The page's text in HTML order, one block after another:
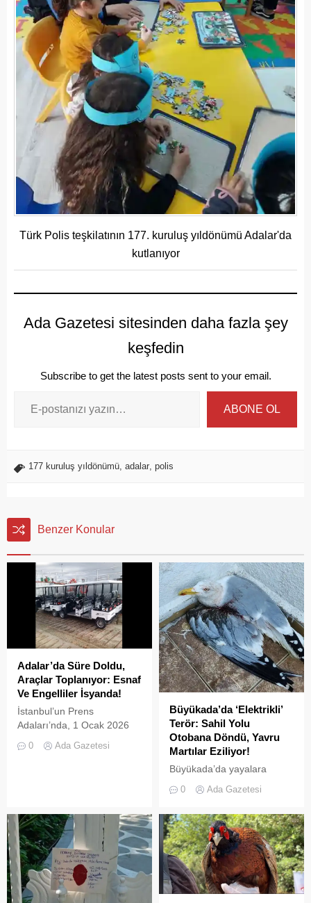
Türk Polis teşkilatının 177. kuruluş yıldönümü Adalar'da
kutlanıyor
Ada Gazetesi sitesinden daha fazla şey
keşfedin
Subscribe to get the latest posts sent to your email.
ABONE OL
177 kuruluş yıldönümü adalar polis
Benzer Konular
Adalar’da Süre Doldu,
Araçlar Toplanıyor: Esnaf
Ve Engelliler İsyanda!
İstanbul’un Prens
Adaları’nda, 1 Ocak 2026
tarihinde yürürlüğe giren ve
L2 sınıfı (3 tekerlekli)
İki kez uzatılarak 31
Temmuz 2026 tarihine
kadar esnetilen sürenin
dolmasıyla birlikte, Adalar
genelinde emniyet ve zabıta
ekipleri tarafından akülü
0 Ada Gazetesi
Büyükada’da ‘Elektrikli’
Terör: Sahil Yolu
Otobana Döndü, Yavru
Martılar Eziliyor!
Büyükada’da yayalara
ayrılan sahil şeridi, kural
tanımaz elektrikli araç
ölüm yoluna dönüştü.
Denetimsizliğin ve aşırı
hızın son kurbanları ise
beslenmek için sahile inen
yavru martılar oldu. Adada
yaşayan gönüllü bir
0 Ada Gazetesi